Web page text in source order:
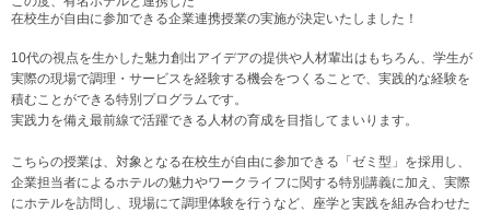
在校生が自由に参加できる企業連携授業の実施が決定いたしました！
10代の視点を生かした魅力創出アイデアの提供や人材輩出はもちろん、学生が
実際の現場で調理・サービスを経験する機会をつくることで、実践的な経験を
積むことができる特別プログラムです。
実践力を備え最前線で活躍できる人材の育成を目指してまいります。
こちらの授業は、対象となる在校生が自由に参加できる「ゼミ型」を採用し、
企業担当者によるホテルの魅力やワークライフに関する特別講義に加え、実際
にホテルを訪問し、現場にて調理体験を行うなど、座学と実践を組み合わせた